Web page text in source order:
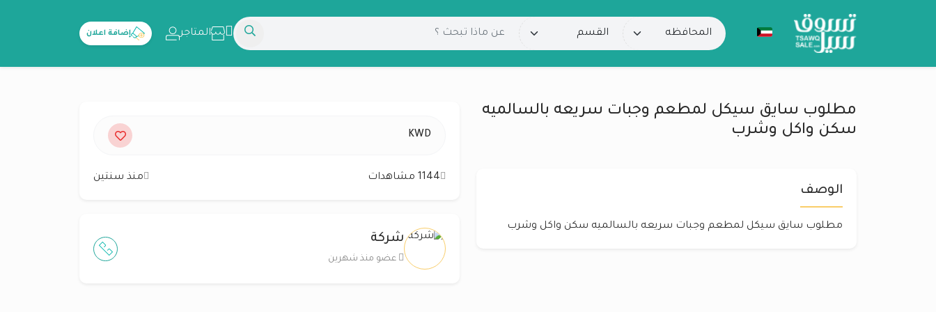
المتاجر إضافة اعلان
مطلوب سايق سيكل لمطعم وجبات سريعه بالسالميه
سكن واكل وشرب
الوصف
مطلوب سايق سيكل لمطعم وجبات سريعه بالسالميه سكن واكل وشرب
KWD
1144 مشاهدات منذ سنتين
شركة
عضو منذ شهرين